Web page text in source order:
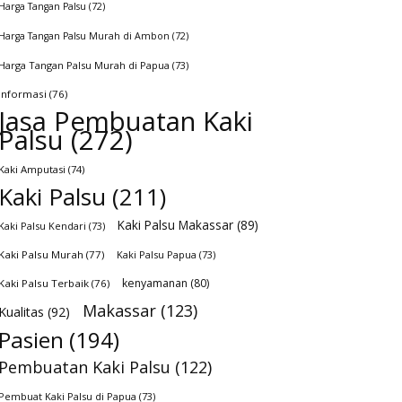
Tangan Palsu (72)
Tangan Palsu Murah di Ambon (72)
Tangan Palsu Murah di Papua (73)
(76)
Pembuatan Kaki
(272)
Amputasi (74)
Palsu (211)
Palsu Kendari (73) Kaki Palsu Makassar (89)
Palsu Murah (77) Kaki Palsu Papua (73)
Palsu Terbaik (76) kenyamanan (80)
(92) Makassar (123)
(194)
Kaki Palsu (122)
Kaki Palsu di Papua (73)